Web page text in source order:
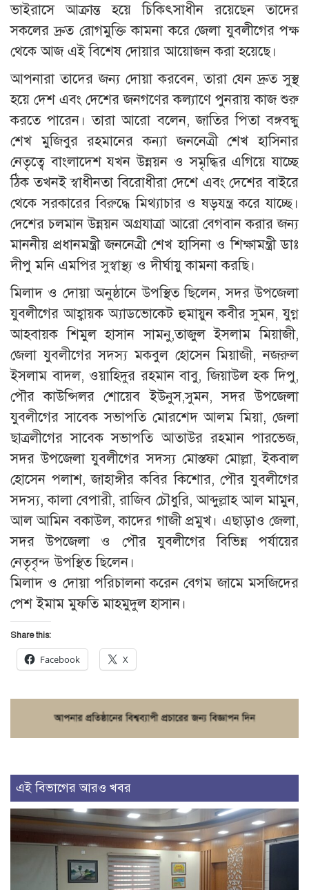
ভাইরাসে আক্রান্ত হয়ে চিকিৎসাধীন রয়েছেন তাদের
সকলের দ্রুত রোগমুক্তি কামনা করে জেলা যুবলীগের পক্ষ
থেকে আজ এই বিশেষ দোয়ার আয়োজন করা হয়েছে।
আপনারা তাদের জন্য দোয়া করবেন, তারা যেন দ্রুত সুস্থ
হয়ে দেশ এবং দেশের জনগণের কল্যাণে পুনরায় কাজ শুরু
করতে পারেন। তারা আরো বলেন, জাতির পিতা বঙ্গবন্ধু
শেখ মুজিবুর রহমানের কন্যা জননেত্রী শেখ হাসিনার
নেতৃত্বে বাংলাদেশ যখন উন্নয়ন ও সমৃদ্ধির এগিয়ে যাচ্ছে
ঠিক তখনই স্বাধীনতা বিরোধীরা দেশে এবং দেশের বাইরে
থেকে সরকারের বিরুদ্ধে মিথ্যাচার ও ষড়যন্ত্র করে যাচ্ছে।
দেশের চলমান উন্নয়ন অগ্রযাত্রা আরো বেগবান করার জন্য
মাননীয় প্রধানমন্ত্রী জননেত্রী শেখ হাসিনা ও শিক্ষামন্ত্রী ডাঃ
দীপু মনি এমপির সুস্বাস্থ্য ও দীর্ঘায়ু কামনা করছি।
মিলাদ ও দোয়া অনুষ্ঠানে উপস্থিত ছিলেন, সদর উপজেলা
যুবলীগের আহ্বায়ক অ্যাডভোকেট হুমায়ুন কবীর সুমন, যুগ্ন
আহবায়ক শিমুল হাসান সামনু,তাজুল ইসলাম মিয়াজী,
জেলা যুবলীগের সদস্য মকবুল হোসেন মিয়াজী, নজরুল
ইসলাম বাদল, ওয়াহিদুর রহমান বাবু, জিয়াউল হক দিপু,
পৌর কাউন্সিলর শোয়েব ইউনুস,সুমন, সদর উপজেলা
যুবলীগের সাবেক সভাপতি মোরশেদ আলম মিয়া, জেলা
ছাত্রলীগের সাবেক সভাপতি আতাউর রহমান পারভেজ,
সদর উপজেলা যুবলীগের সদস্য মোস্তফা মোল্লা, ইকবাল
হোসেন পলাশ, জাহাঙ্গীর কবির কিশোর, পৌর যুবলীগের
সদস্য, কালা বেপারী, রাজিব চৌধুরি, আব্দুল্লাহ আল মামুন,
আল আমিন বকাউল, কাদের গাজী প্রমুখ। এছাড়াও জেলা,
সদর উপজেলা ও পৌর যুবলীগের বিভিন্ন পর্যায়ের
নেতৃবৃন্দ উপস্থিত ছিলেন।
মিলাদ ও দোয়া পরিচালনা করেন বেগম জামে মসজিদের
পেশ ইমাম মুফতি মাহমুদুল হাসান।
Share this:
Facebook X
এই বিভাগের আরও খবর